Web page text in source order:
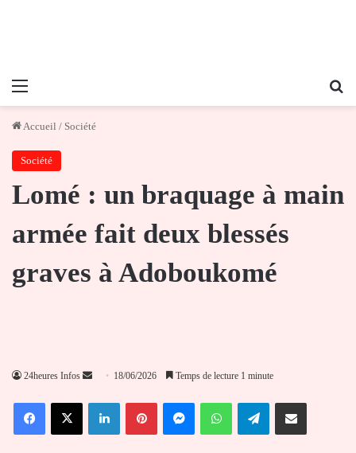
Menu
Accueil / Société
Société
Lomé : un braquage à main
armée fait deux blessés
graves à Adoboukomé
24heures Infos
Envoyer
courriel
18/06/2026 Temps de lecture 1 minute
FacebookX LinkedinPinterestMessengerWhatsAppTelegramPartager par email